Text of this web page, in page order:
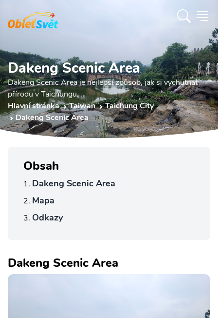
Dakeng Scenic Area
Dakeng Scenic Area je nejlepší způsob, jak si vychutnat
přírodu v Taichungu.
Hlavní stránka
Taiwan
Taichung City
Dakeng Scenic Area
Obsah
Dakeng Scenic Area
Mapa
Odkazy
Dakeng Scenic Area